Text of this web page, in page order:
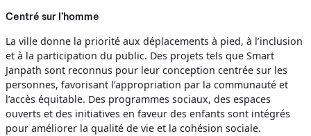
Centré sur l’homme
La ville donne la priorité aux déplacements à pied, à l’inclusion
et à la participation du public. Des projets tels que Smart
Janpath sont reconnus pour leur conception centrée sur les
personnes, favorisant l’appropriation par la communauté et
l’accès équitable. Des programmes sociaux, des espaces
ouverts et des initiatives en faveur des enfants sont intégrés
pour améliorer la qualité de vie et la cohésion sociale.